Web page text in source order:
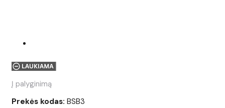
Į palyginimą
Prekės kodas: BSB3